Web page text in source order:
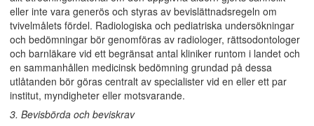
eller inte vara generös och styras av bevislättnadsregeln om
tvivelmålets fördel. Radiologiska och pediatriska undersökningar
och bedömningar bör genomföras av radiologer, rättsodontologer
och barnläkare vid ett begränsat antal kliniker runtom i landet och
en sammanhållen medicinsk bedömning grundad på dessa
utlåtanden bör göras centralt av specialister vid en eller ett par
institut, myndigheter eller motsvarande.
3. Bevisbörda och beviskrav